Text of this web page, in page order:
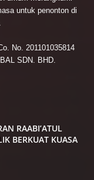
untuk penonton di
No. 201101035814
SDN. BHD.
RAABI’ATUL
BERKUAT KUASA